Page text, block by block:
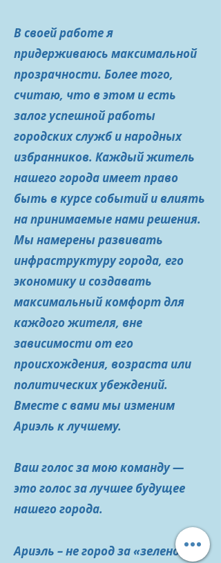
В своей работе я
придерживаюсь максимальной
прозрачности. Более того,
считаю, что в этом и есть
залог успешной работы
городских служб и народных
избранников. Каждый житель
нашего города имеет право
быть в курсе событий и влиять
на принимаемые нами решения.
Мы намерены развивать
инфраструктуру города, его
экономику и создавать
максимальный комфорт для
каждого жителя, вне
зависимости от его
происхождения, возраста или
политических убеждений.
Вместе с вами мы изменим
Ариэль к лучшему.
Ваш голос за мою команду —
это голос за лучшее будущее
нашего города.
Ариэль – не город за «зеленой